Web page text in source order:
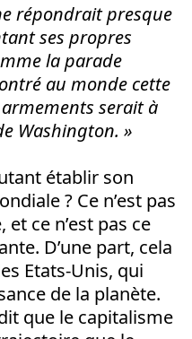
répondrait presque
ses propres
la parade
au monde cette
serait à
Washington. »
établir son
? Ce n’est pas
ce n’est pas ce
D’une part, cela
Etats-Unis, qui
de la planète.
que le capitalisme